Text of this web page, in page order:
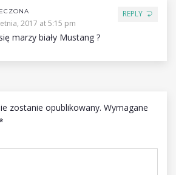
REPLY
2017 at 5:15 pm
marzy biały Mustang ?
zostanie opublikowany. Wymagane